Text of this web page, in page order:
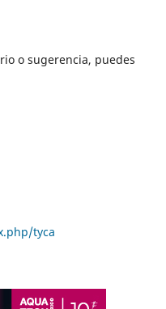
o sugerencia, puedes
tyca